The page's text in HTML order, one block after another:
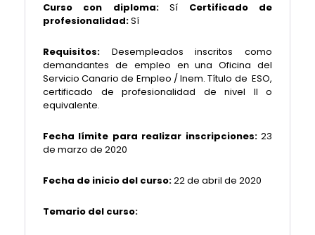
Curso con diploma:Sí Certificado de
profesionalidad:Sí
Requisitos: Desempleados inscritos como
demandantes de empleo en una Oficina del
Servicio Canario de Empleo / Inem. Título de ESO,
certificado de profesionalidad de nivel II o
equivalente.
Fecha límite para realizar inscripciones:23
de marzo de 2020
Fecha de inicio del curso:22 de abril de 2020
Temario del curso: